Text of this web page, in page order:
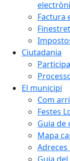
Factura
Ciutadania
El municipi
Com
Festes
Guia de
Mapa